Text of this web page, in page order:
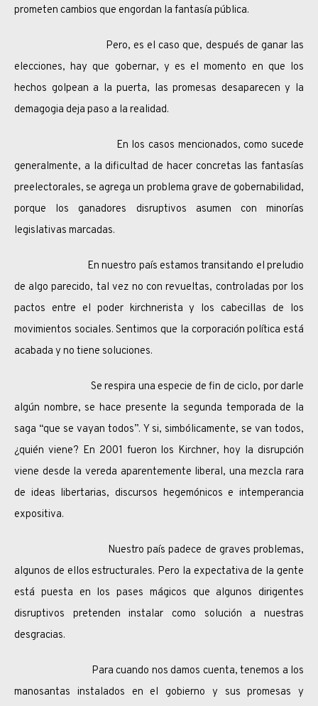
prometen cambios que engordan la fantasía pública.
Pero, es el caso que, después de ganar las
elecciones, hay que gobernar, y es el momento en que los
hechos golpean a la puerta, las promesas desaparecen y la
demagogia deja paso a la realidad.
En los casos mencionados, como sucede
generalmente, a la dificultad de hacer concretas las fantasías
preelectorales, se agrega un problema grave de gobernabilidad,
porque los ganadores disruptivos asumen con minorías
legislativas marcadas.
En nuestro país estamos transitando el preludio
de algo parecido, tal vez no con revueltas, controladas por los
pactos entre el poder kirchnerista y los cabecillas de los
movimientos sociales. Sentimos que la corporación política está
acabada y no tiene soluciones.
Se respira una especie de fin de ciclo, por darle
algún nombre, se hace presente la segunda temporada de la
saga “que se vayan todos”. Y si, simbólicamente, se van todos,
¿quién viene? En 2001 fueron los Kirchner, hoy la disrupción
viene desde la vereda aparentemente liberal, una mezcla rara
de ideas libertarias, discursos hegemónicos e intemperancia
expositiva.
Nuestro país padece de graves problemas,
algunos de ellos estructurales. Pero la expectativa de la gente
está puesta en los pases mágicos que algunos dirigentes
disruptivos pretenden instalar como solución a nuestras
desgracias.
Para cuando nos damos cuenta, tenemos a los
manosantas instalados en el gobierno y sus promesas y